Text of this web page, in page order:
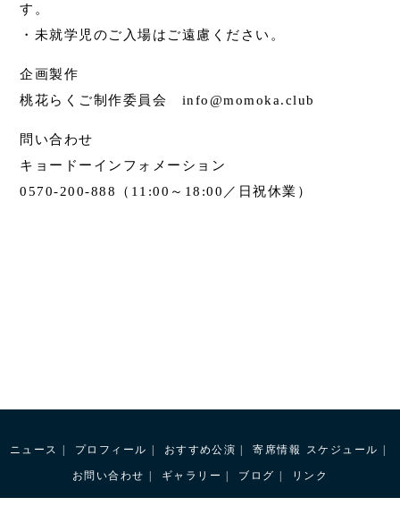
す。
・未就学児のご入場はご遠慮ください。
企画製作
桃花らくご制作委員会 info@momoka.club
問い合わせ
キョードーインフォメーション
0570-200-888（11:00～18:00／日祝休業）
ニュース プロフィール おすすめ公演 寄席情報 スケジュール
お問い合わせ ギャラリー ブログ リンク